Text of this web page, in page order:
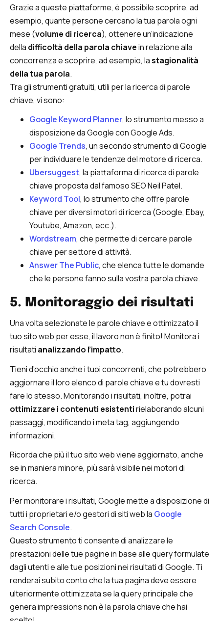
Grazie a queste piattaforme, è possibile scoprire, ad
esempio, quante persone cercano la tua parola ogni
mese (volume di ricerca), ottenere un’indicazione
della difficoltà della parola chiavein relazione alla
concorrenza e scoprire, ad esempio, lastagionalità
della tua parola.
Tra gli strumenti gratuiti, utili per la ricerca di parole
chiave, vi sono:
Google Keyword Planner, lo strumento messo a
disposizione da Google con Google Ads.
Google Trends, un secondo strumento di Google
per individuare le tendenze del motore di ricerca.
Ubersuggest, la piattaforma di ricerca di parole
chiave proposta dal famoso SEO Neil Patel.
Keyword Tool, lo strumento che offre parole
chiave per diversi motori di ricerca (Google, Ebay,
Youtube, Amazon, ecc.).
Wordstream, che permette di cercare parole
chiave per settore di attività.
Answer The Public, che elenca tutte le domande
che le persone fanno sulla vostra parola chiave.
5. Monitoraggio dei risultati
Una volta selezionate le parole chiave e ottimizzato il
tuo sito web per esse, il lavoro non è finito! Monitora i
risultati analizzando l’impatto.
Tieni d’occhio anche i tuoi concorrenti, che potrebbero
aggiornare il loro elenco di parole chiave e tu dovresti
fare lo stesso. Monitorando i risultati, inoltre, potrai
ottimizzare i contenuti esistentirielaborando alcuni
passaggi, modificando i meta tag, aggiungendo
informazioni.
Ricorda che più il tuo sito web viene aggiornato, anche
se in maniera minore, più sarà visibile nei motori di
ricerca.
Per monitorare i risultati, Google mette a disposizione di
tutti i proprietari e/o gestori di siti web la Google
Search Console.
Questo strumento ti consente di analizzare le
prestazioni delle tue pagine in base alle query formulate
dagli utenti e alle tue posizioni nei risultati di Google. Ti
renderai subito conto che la tua pagina deve essere
ulteriormente ottimizzata se la query principale che
genera impressions non è la parola chiave che hai